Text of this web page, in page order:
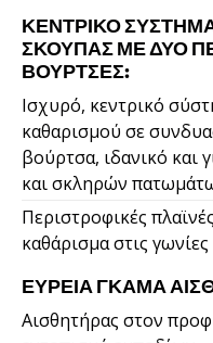
ΚΕΝΤΡΙΚΌ
ΣΚΟΎΠΑΣ ΜΕ ΔΎΟ
ΒΟΎΡΤΣΕΣ:
Ισχυρό, κεντρικό
καθαρισμού σε
βούρτσα, ιδανικό και
και σκληρών
Περιστροφικές
καθάρισμα στις γωνίες
ΕΥΡΕΊΑ ΓΚΆΜΑ
Αισθητήρας στον